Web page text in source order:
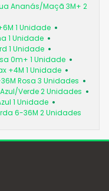
Ananás/Maçã 3M+ 2
1 Unidade
1 Unidade
1 Unidade
0m+ 1 Unidade
+4M 1 Unidade
Rosa 3 Unidades
Verde 2 Unidades
1 Unidade
6-36M 2 Unidades